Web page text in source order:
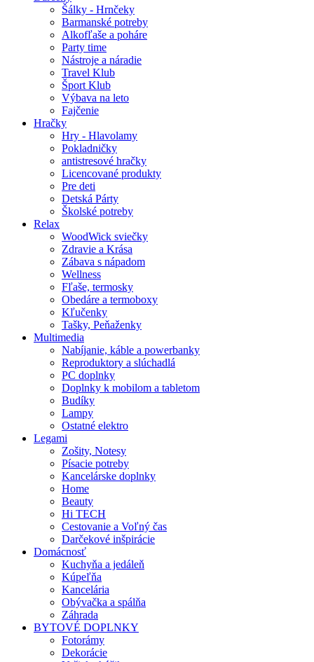
Šálky - Hrnčeky
Barmanské potreby
Alkofľaše a poháre
Party time
Nástroje a náradie
Travel Klub
Šport Klub
Výbava na leto
Fajčenie
Hračky
Hry - Hlavolamy
Pokladničky
antistresové hračky
Licencované produkty
Pre deti
Detská Párty
Školské potreby
Relax
WoodWick sviečky
Zdravie a Krása
Zábava s nápadom
Wellness
Fľaše, termosky
Obedáre a termoboxy
Kľučenky
Tašky, Peňaženky
Multimedia
Nabíjanie, káble a powerbanky
Reproduktory a slúchadlá
PC doplnky
Doplnky k mobilom a tabletom
Budíky
Lampy
Ostatné elektro
Legami
Zošity, Notesy
Písacie potreby
Kancelárske doplnky
Home
Beauty
Hi TECH
Cestovanie a Voľný čas
Darčekové inšpirácie
Domácnosť
Kuchyňa a jedáleň
Kúpeľňa
Kancelária
Obývačka a spálňa
Záhrada
BYTOVÉ DOPLNKY
Fotorámy
Dekorácie